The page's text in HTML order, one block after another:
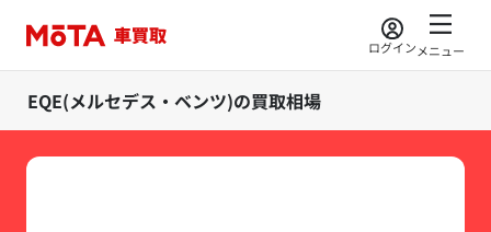
ログインメニュー
EQE(メルセデス・ベンツ)の買取相場